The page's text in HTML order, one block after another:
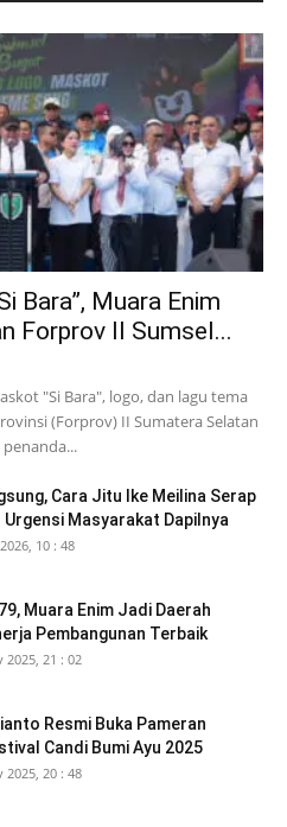
Bara”, Muara Enim
Forprov II Sumsel...
"Si Bara", logo, dan lagu tema
(Forprov) II Sumatera Selatan
Cara Jitu Ike Meilina Serap
Urgensi Masyarakat Dapilnya
10 : 48
Muara Enim Jadi Daerah
Pembangunan Terbaik
2025, 21 : 02
Resmi Buka Pameran
Candi Bumi Ayu 2025
2025, 20 : 48